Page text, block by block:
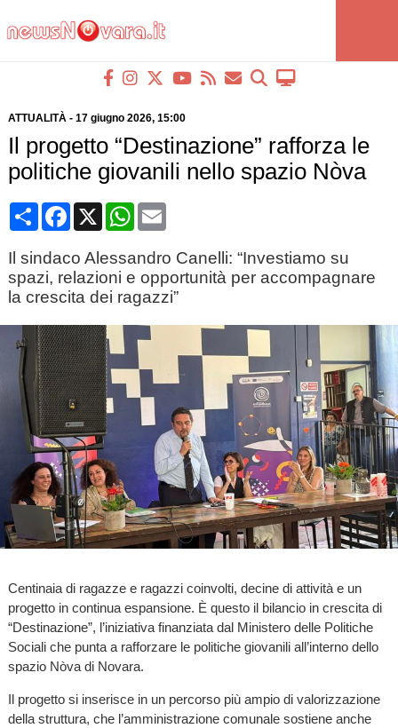
ATTUALITÀ- 17 giugno 2026, 15:00
Il progetto “Destinazione” rafforza le
politiche giovanili nello spazio Nòva
CondividiFacebook
X WhatsApp
Email
Il sindaco Alessandro Canelli: “Investiamo su
spazi, relazioni e opportunità per accompagnare
la crescita dei ragazzi”
Centinaia di ragazze e ragazzi coinvolti, decine di attività e un
progetto in continua espansione. È questo il bilancio in crescita di
“Destinazione”, l’iniziativa finanziata dal Ministero delle Politiche
Sociali che punta a rafforzare le politiche giovanili all’interno dello
spazio Nòva di Novara.
Il progetto si inserisce in un percorso più ampio di valorizzazione
della struttura, che l’amministrazione comunale sostiene anche